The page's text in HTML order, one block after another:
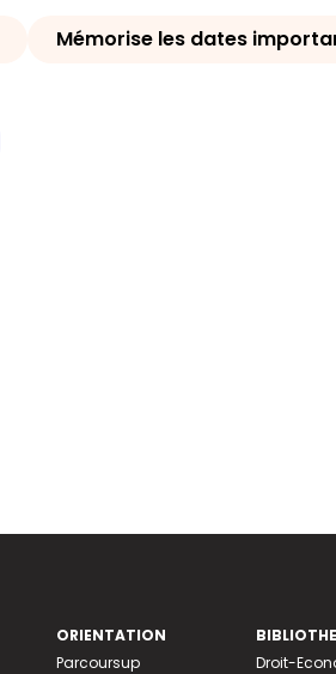
Mémorise les dates
ORIENTATION
Parcoursup
Droit-